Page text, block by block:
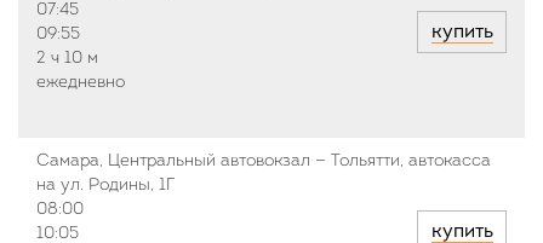
07:45
09:55
2 ч 10 м
ежедневно
купить
Самара, Центральный автовокзал — Тольятти, автокасса
на ул. Родины, 1Г
08:00
10:05
купить